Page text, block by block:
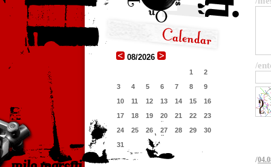
08/2026
1
2
3
4 5 6 7 8
9
10
11 12 13 14 15
16
17
18 19 20 21 22
23
24
25 26 27 28 29
30
31
/
/